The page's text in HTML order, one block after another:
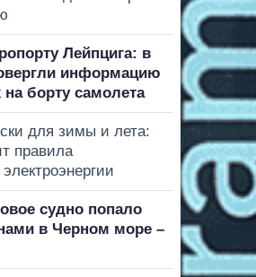
Лейпцига: в
информацию
борту самолета
для зимы и лета:
правила
судно попало
в Черном море –